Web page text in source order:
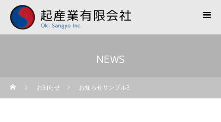
NEWS
お知らせ お知らせサンプル3